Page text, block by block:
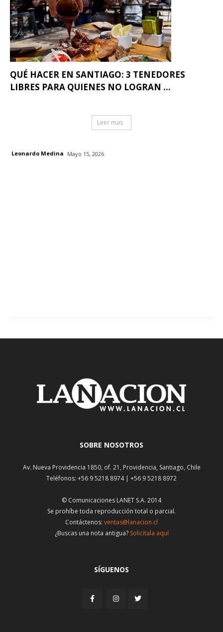
QUÉ HACER EN SANTIAGO: 3 TENEDORES
LIBRES PARA QUIENES NO LOGRAN ...
Leer mas
Leonardo Medina Mayo 15, 2026
SOBRE NOSOTROS
Av. Nueva Providencia 1850, of. 21, Providencia, Santiago, Chile
Teléfonos: +56 9 5218 8974 | +56 9 5218 8972
© Comunicaciones LANET S.A. 2014
Se prohíbe toda reproducción total o parcial.
Contáctenos: ventas@lanacion.cl
¿Buscas una nota antigua? Solicítala aquí
SÍGUENOS